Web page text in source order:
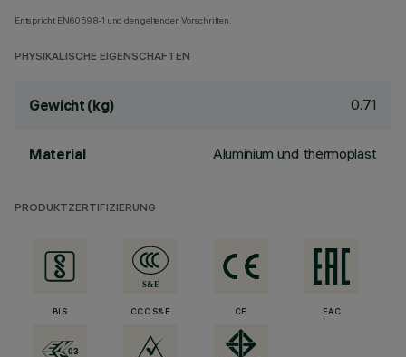
Entspricht EN60598-1 und den geltenden Vorschriften.
PHYSIKALISCHE EIGENSCHAFTEN
Gewicht (kg) 0.71
Material Aluminium und thermoplast
PRODUKTZERTIFIZIERUNG
BIS CCC S&E CE EAC